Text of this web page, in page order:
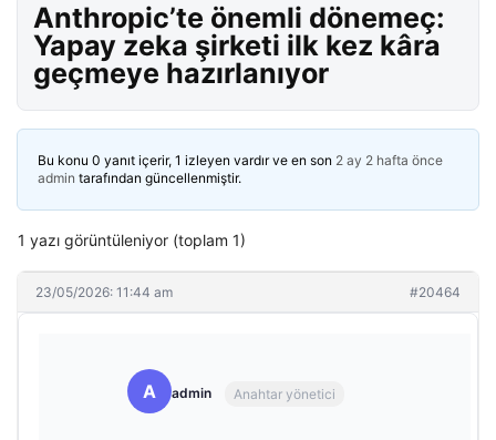
Anthropic’te önemli dönemeç:
Yapay zeka şirketi ilk kez kâra
geçmeye hazırlanıyor
Bu konu 0 yanıt içerir, 1 izleyen vardır ve en son 2 ay 2 hafta önce
admin tarafından güncellenmiştir.
1 yazı görüntüleniyor (toplam 1)
23/05/2026: 11:44 am #20464
A admin Anahtar yönetici